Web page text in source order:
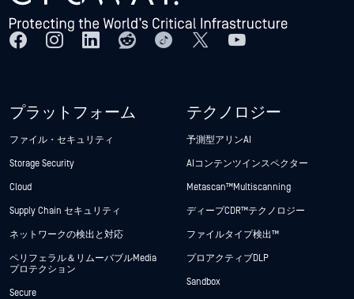
プラットフォーム
ファイル・セキュリティ
Storage Security
Cloud
Supply Chain セキュリティ
ネットワークの検出と対応
ペリフェラル＆リムーバブルMedia
プロテクション
Secure
テクノロジー
予測型アリンAI
AIコンテンツインスペクター
Metascan™ Multiscanning
ディープCDR™テクノロジー
ファイルタイプ検出™
プロアクティブDLP
Sandbox